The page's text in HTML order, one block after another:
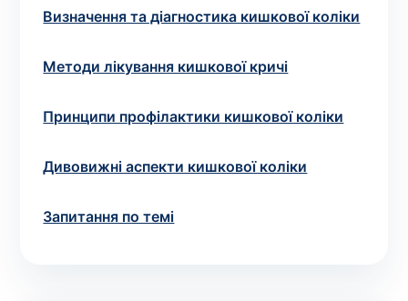
Визначення та діагностика кишкової коліки
Методи лікування кишкової кричі
Принципи профілактики кишкової коліки
Дивовижні аспекти кишкової коліки
Запитання по темі